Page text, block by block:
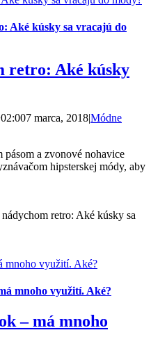
Aké kúsky sa vracajú do
retro: Aké kúsky
7 marca, 2018|Módne
a zvonové nohavice
hipsterskej módy, aby
retro: Aké kúsky sa
mnoho využití. Aké?
mnoho využití. Aké?
– má mnoho